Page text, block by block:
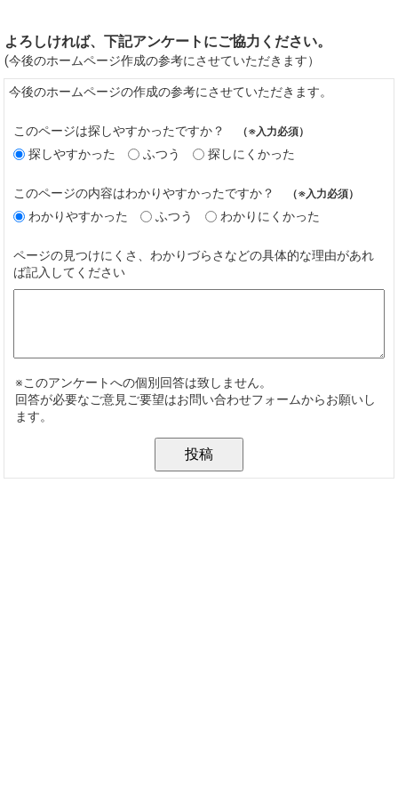
よろしければ、下記アンケートにご協力ください。
(今後のホームページ作成の参考にさせていただきます）
今後のホームページの作成の参考にさせていただきます。
このページは探しやすかったですか？ （※入力必須）
探しやすかった ふつう 探しにくかった
このページの内容はわかりやすかったですか？ （※入力必須）
わかりやすかった ふつう わかりにくかった
ページの見つけにくさ、わかりづらさなどの具体的な理由があれ
ば記入してください
※このアンケートへの個別回答は致しません。
回答が必要なご意見ご要望はお問い合わせフォームからお願いし
ます。